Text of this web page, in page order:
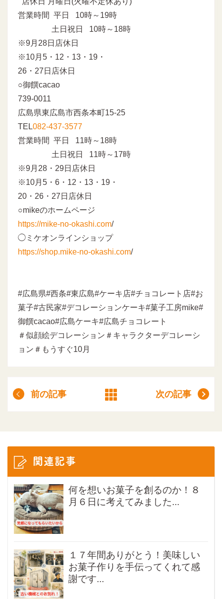
営業時間 平日 10時～19時
土日祝日 10時～18時
※9月28日店休日
※10月5・12・13・19・
26・27日店休日
○御饌cacao
739-0011
広島県東広島市西条本町15-25
TEL082-437-3577
営業時間 平日 11時～18時
土日祝日 11時～17時
※9月28・29日店休日
※10月5・6・12・13・19・
20・26・27日店休日
○mikeのホームページ
https://mike-no-okashi.com/
◯ミケオンラインショップ
https://shop.mike-no-okashi.com/
#広島県#西条#東広島#ケーキ店#チョコレート店#お
菓子#古民家#デコレーションケーキ#菓子工房mike#
御饌cacao#広島ケーキ#広島チョコレート
＃似顔絵デコレーション＃キャラクターデコレーシ
ョン＃もうすぐ10月
前の記事 次の記事
関連記事
何を想いお菓子を創るのか！８
月６日に考えてみました...
１７年間ありがとう！美味しい
お菓子作りを手伝ってくれて感
謝です...